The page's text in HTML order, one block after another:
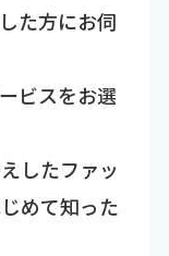
た方にお伺
ビスをお選
したファッ
めて知った